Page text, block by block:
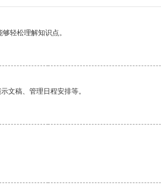
轻松理解知识点。
文稿、管理日程安排等。